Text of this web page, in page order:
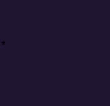
*Zahtevano